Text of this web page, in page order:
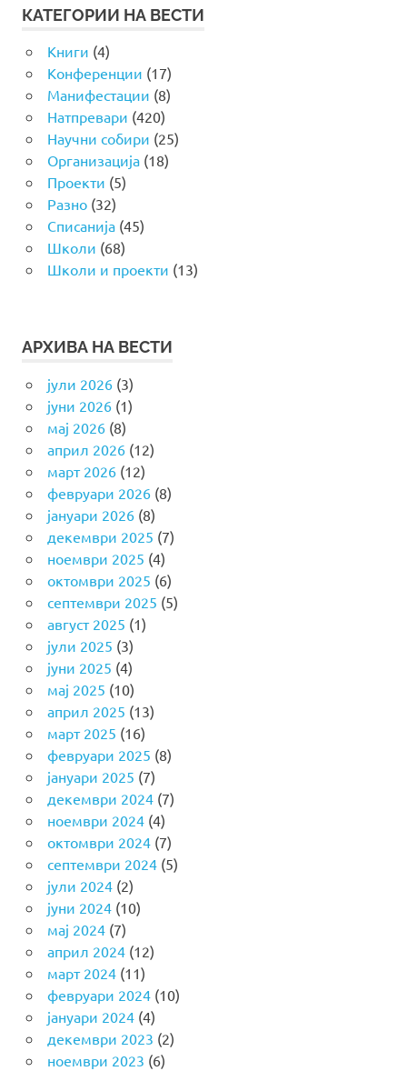
КАТЕГОРИИ НА ВЕСТИ
Книги (4)
Конференции (17)
Манифестации (8)
Натпревари (420)
Научни собири (25)
Организација(18)
Проекти (5)
Разно(32)
Списанија(45)
Школи (68)
Школи и проекти (13)
АРХИВА НА ВЕСТИ
јули 2026(3)
јуни 2026(1)
мај 2026(8)
април 2026(12)
март 2026(12)
февруари 2026(8)
јануари 2026(8)
декември 2025 (7)
ноември 2025 (4)
октомври 2025 (6)
септември 2025 (5)
август 2025 (1)
јули 2025 (3)
јуни 2025 (4)
мај 2025 (10)
април 2025 (13)
март 2025 (16)
февруари 2025 (8)
јануари 2025 (7)
декември 2024(7)
ноември 2024(4)
октомври 2024(7)
септември 2024(5)
јули 2024(2)
јуни 2024(10)
мај 2024(7)
април 2024(12)
март 2024(11)
февруари 2024(10)
јануари 2024(4)
декември 2023 (2)
ноември 2023 (6)